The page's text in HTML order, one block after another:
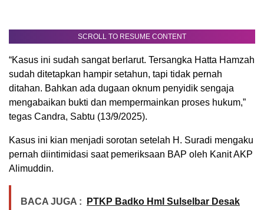
SCROLL TO RESUME CONTENT
“Kasus ini sudah sangat berlarut. Tersangka Hatta Hamzah
sudah ditetapkan hampir setahun, tapi tidak pernah
ditahan. Bahkan ada dugaan oknum penyidik sengaja
mengabaikan bukti dan mempermainkan proses hukum,”
tegas Candra, Sabtu (13/9/2025).
Kasus ini kian menjadi sorotan setelah H. Suradi mengaku
pernah diintimidasi saat pemeriksaan BAP oleh Kanit AKP
Alimuddin.
BACA JUGA :
PTKP Badko HmI Sulselbar Desak